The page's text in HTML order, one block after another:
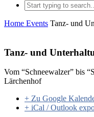
Home Events Tanz- und
Tanz- und
Vom “Schneewalzer” bis
Lärchenhof
+ Zu Google
+ iCal / Outlook